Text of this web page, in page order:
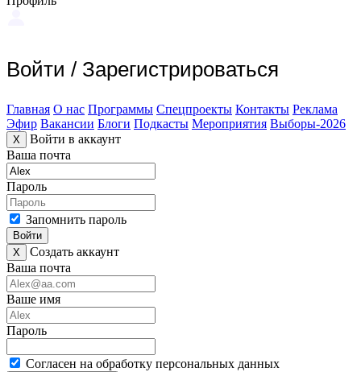
Войти / Зарегистрироваться
Главная О нас Программы Спецпроекты Контакты Реклама
Эфир Вакансии Блоги Подкасты Мероприятия Выборы-2026
X
Войти в аккаунт
Ваша почта
Пароль
Запомнить пароль
Войти
X
Создать аккаунт
Ваша почта
Ваше имя
Пароль
Согласен на обработку персональных данных